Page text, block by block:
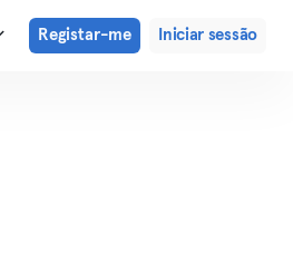
Registar-me Iniciar sessão